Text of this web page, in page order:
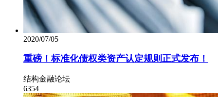
2020/07/05
重磅！标准化债权类资产认定规则正式发布！
结构金融论坛
6354